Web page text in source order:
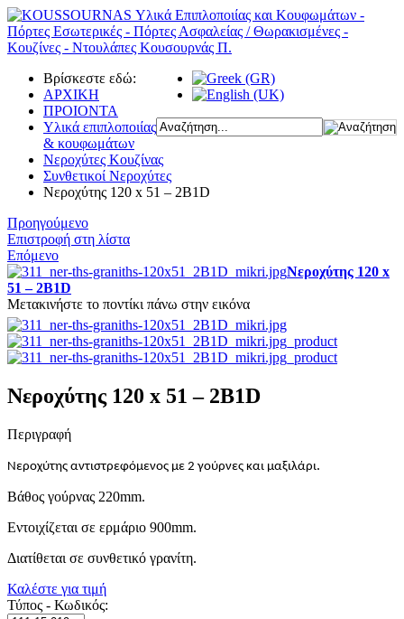
Βρίσκεστε εδώ:
ΑΡΧΙΚΗ
ΠΡΟΙΟΝΤΑ
Υλικά επιπλοποιίας
& κουφωμάτων
Νεροχύτες Κουζίνας
Συνθετικοί Νεροχύτες
Νεροχύτης 120 x 51 – 2B1D
Προηγούμενο
Επιστροφή στη λίστα
Επόμενο
Νεροχύτης 120 x
51 – 2B1D
Μετακινήστε το ποντίκι πάνω στην εικόνα
Νεροχύτης 120 x 51 – 2B1D
Περιγραφή
Νεροχύτης αντιστρεφόμενος με 2 γούρνες και μαξιλάρι.
Βάθος γούρνας 220mm.
Εντοιχίζεται σε ερμάριο 900mm.
Διατίθεται σε συνθετικό γρανίτη.
Καλέστε για τιμή
Τύπος - Κωδικός: